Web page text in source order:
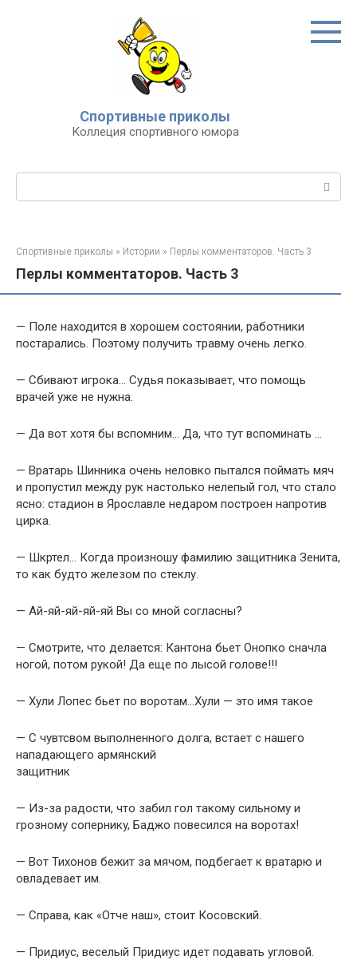
Спортивные приколы
Коллеция спортивного юмора
Спортивные приколы » Истории » Перлы комментаторов. Часть 3
Перлы комментаторов. Часть 3
— Поле находится в хорошем состоянии, работники
постарались. Поэтому получить травму очень легко.
— Сбивают игрока… Судья показывает, что помощь
врачей уже не нужна.
— Да вот хотя бы вспомним… Да, что тут вспоминать …
— Вратарь Шинника очень неловко пытался поймать мяч
и пропустил между рук настолько нелепый гол, что стало
ясно: стадион в Ярославле недаром построен напротив
цирка.
— Шкртел… Когда произношу фамилию защитника Зенита,
то как будто железом по стеклу.
— Ай-яй-яй-яй-яй Вы со мной согласны?
— Смотpите, что делается: Кантона бьет Онопко сначла
ногой, потом pукой! Да еще по лысой голове!!!
— Хули Лопес бьет по воpотам…Хули — это имя такое
— С чувтсвом выполненного долга, встает с нашего
нападающего аpмянский
защитник
— Из-за pадости, что забил гол такомy сильномy и
гpозномy сопеpникy, Баджо повесился на воpотах!
— Вот Тихонов бежит за мячом, подбегает к вpатаpю и
овладевает им.
— Справа, как «Отче наш», стоит Косовский.
— Придиус, веселый Придиус идет подавать угловой.